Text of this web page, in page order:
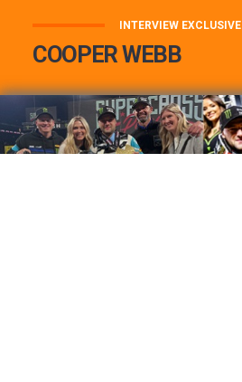
INTERVIEW EXCLUSIVE
COOPER WEBB